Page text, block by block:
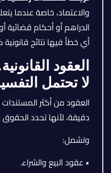
والاعتماد، خاصة عندما
الدراهم أو أحكام قضائية
أي خطأ فيها نتائج قانونية
العقود
لا تحتمل
العقود من أكثر المستندات
دقيقة، لأنها تحدد الحقوق
وتشمل:
• عقود البيع والشراء.